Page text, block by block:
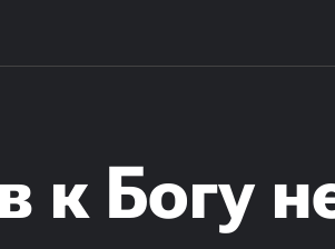
к Богу